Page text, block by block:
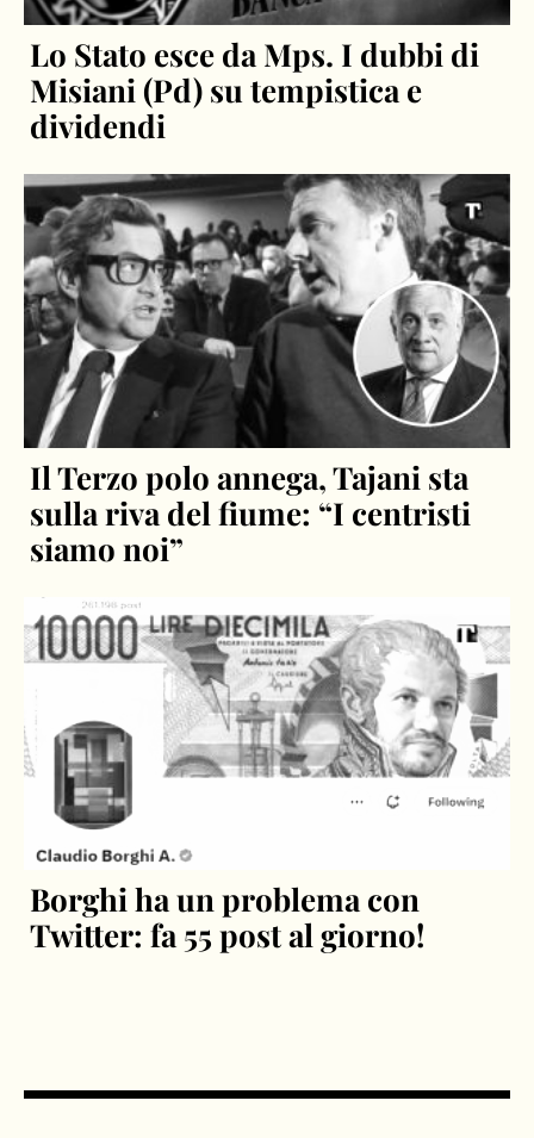
Lo Stato esce da Mps. I dubbi di
Misiani (Pd) su tempistica e
dividendi
Il Terzo polo annega, Tajani sta
sulla riva del fiume: “I centristi
siamo noi”
Borghi ha un problema con
Twitter: fa 55 post al giorno!